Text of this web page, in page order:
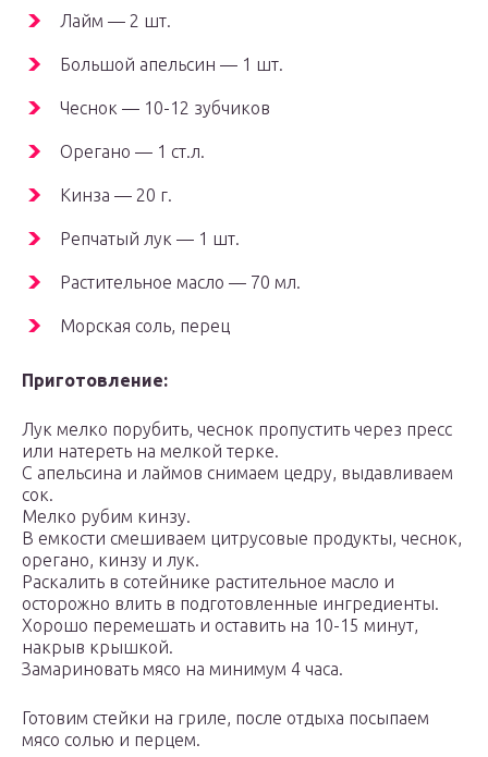
Лайм — 2 шт.
Большой апельсин — 1 шт.
Чеснок — 10-12 зубчиков
Орегано — 1 ст.л.
Кинза — 20 г.
Репчатый лук — 1 шт.
Растительное масло — 70 мл.
Морская соль, перец
Приготовление:
Лук мелко порубить, чеснок пропустить через пресс
или натереть на мелкой терке.
С апельсина и лаймов снимаем цедру, выдавливаем
сок.
Мелко рубим кинзу.
В емкости смешиваем цитрусовые продукты, чеснок,
орегано, кинзу и лук.
Раскалить в сотейнике растительное масло и
осторожно влить в подготовленные ингредиенты.
Хорошо перемешать и оставить на 10-15 минут,
накрыв крышкой.
Замариновать мясо на минимум 4 часа.
Готовим стейки на гриле, после отдыха посыпаем
мясо солью и перцем.